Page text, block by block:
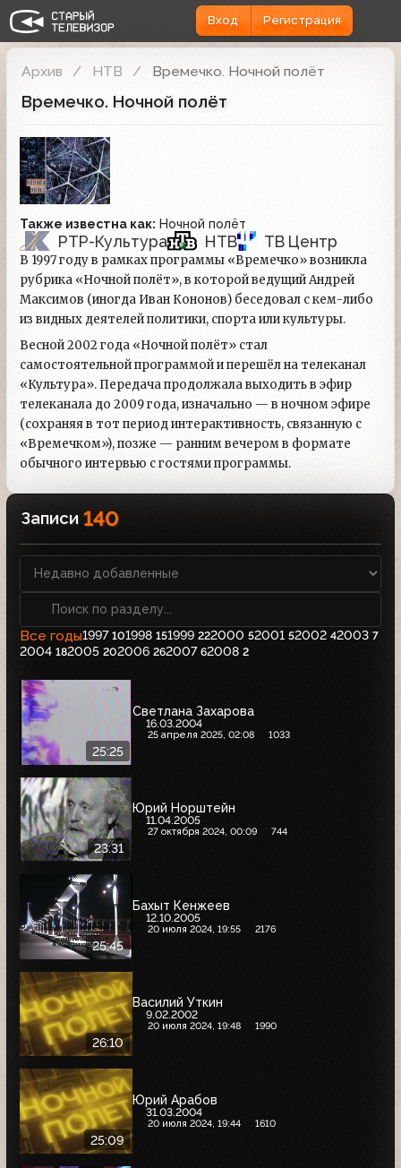
Вход Регистрация
Архив НТВ Времечко. Ночной полёт
Времечко. Ночной полёт
Также известна как: Ночной полёт
РТР-Культура НТВ ТВ Центр
В 1997 году в рамках программы «Времечко» возникла
рубрика «Ночной полёт», в которой ведущий Андрей
Максимов (иногда Иван Кононов) беседовал с кем-либо
из видных деятелей политики, спорта или культуры.
Весной 2002 года «Ночной полёт» стал
самостоятельной программой и перешёл на телеканал
«Культура». Передача продолжала выходить в эфир
телеканала до 2009 года, изначально — в ночном эфире
(сохраняя в тот период интерактивность, связанную с
«Времечком»), позже — ранним вечером в формате
обычного интервью с гостями программы.
Записи 140
Все годы1997 101998 151999 222000 52001 52002 42003 7
2004 182005 202006 262007 62008 2
25:25
Светлана Захарова
16.03.2004
25 апреля 2025, 02:08 1033
23:31
Юрий Норштейн
11.04.2005
27 октября 2024, 00:09 744
25:45
Бахыт Кенжеев
12.10.2005
20 июля 2024, 19:55 2176
26:10
Василий Уткин
9.02.2002
20 июля 2024, 19:48 1990
25:09
Юрий Арабов
31.03.2004
20 июля 2024, 19:44 1610